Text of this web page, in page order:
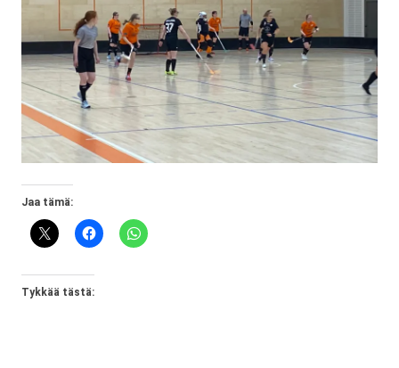
Jaa tämä:
Tykkää tästä: